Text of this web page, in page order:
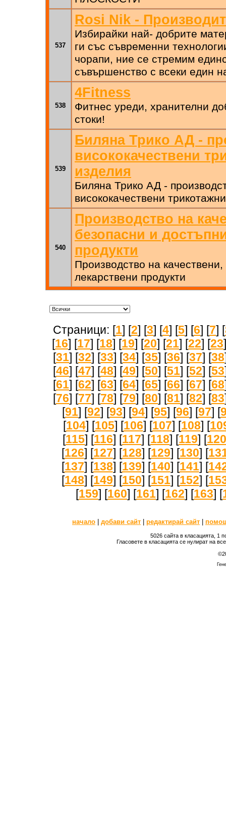
537
Rosi Nik -
Избирайки най- добрите
ги със съвременни
чорапи, ние се стремим
съвършенство с всеки един
538
4Fitness
Фитнес уреди, хранителни
стоки!
539
Биляна Трико АД -
висококачествени
изделия
Биляна Трико АД -
висококачествени
540
Производство на
безопасни и
продукти
Производство на
лекарствени продукти
Страници: [1] [2] [3] [4] [5] [6] [7] [
[16] [17] [18] [19] [20] [21] [22] [23
[31] [32] [33] [34] [35] [36] [37] [38
[46] [47] [48] [49] [50] [51] [52] [53
[61] [62] [63] [64] [65] [66] [67] [68
[76] [77] [78] [79] [80] [81] [82] [83
[91] [92] [93] [94] [95] [96] [97] [
[104] [105] [106] [107] [108] [
[115] [116] [117] [118] [119] [120
[126] [127] [128] [129] [130] [
[137] [138] [139] [140] [141] [
[148] [149] [150] [151] [152] [
[159] [160] [161] [162] [163] [
начало | добави сайт | редактирай сайт |
5026 сайта в класацията, 1
Гласовете в класацията се нулират на